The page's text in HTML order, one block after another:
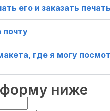
его и заказать
почту
где я могу
форму ниже